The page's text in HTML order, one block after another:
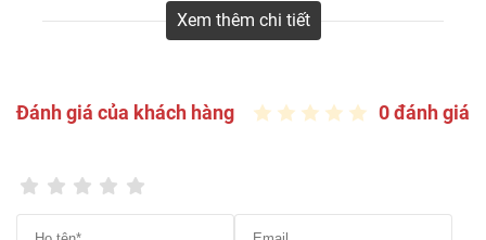
cốt nhựa SPC gồm:
định.
chống trầy AC3, đảm bảo bền màu và chống xước
Xem thêm chi tiết
Đánh giá của khách hàng 0 đánh giá